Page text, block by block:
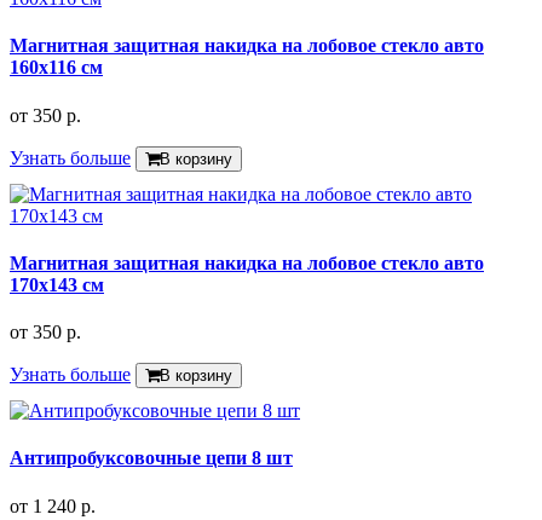
Магнитная защитная накидка на лобовое стекло авто
160х116 см
от 350 р.
Узнать больше В корзину
Магнитная защитная накидка на лобовое стекло авто
170х143 см
от 350 р.
Узнать больше В корзину
Антипробуксовочные цепи 8 шт
от 1 240 р.